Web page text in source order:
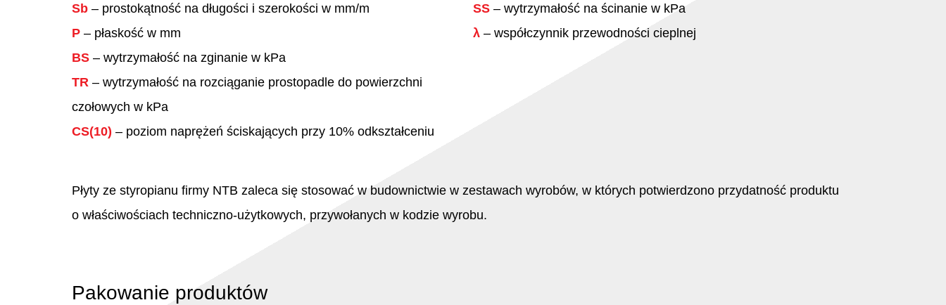
Sb – prostokątność na długości i szerokości w mm/m
P – płaskość w mm
BS – wytrzymałość na zginanie w kPa
TR – wytrzymałość na rozciąganie prostopadle do powierzchni
czołowych w kPa
CS(10) – poziom naprężeń ściskających przy 10% odkształceniu
SS – wytrzymałość na ścinanie w kPa
λ – współczynnik przewodności cieplnej
Płyty ze styropianu firmy NTB zaleca się stosować w budownictwie w zestawach wyrobów, w których potwierdzono przydatność produktu
o właściwościach techniczno-użytkowych, przywołanych w kodzie wyrobu.
Pakowanie produktów